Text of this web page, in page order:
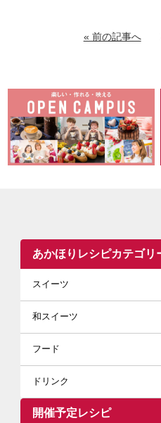
« 前の記事へ
あかほりレシピカテゴリ
スイーツ
和スイーツ
フード
ドリンク
開催予定レシピ